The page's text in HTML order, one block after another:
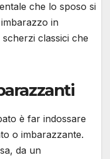
che lo sposo si
in
classici che
è far indossare
o imbarazzante.
da un